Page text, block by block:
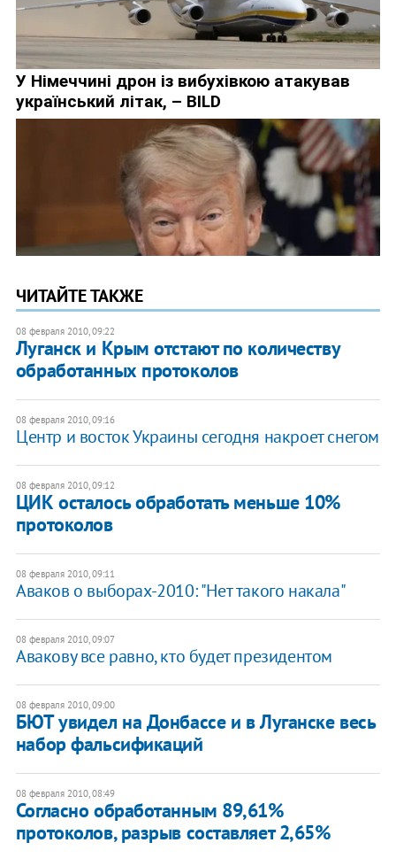
ЧИТАЙТЕ ТАКЖЕ
08 февраля 2010, 09:22
Луганск и Крым отстают по количеству
обработанных протоколов
08 февраля 2010, 09:16
Центр и восток Украины сегодня накроет снегом
08 февраля 2010, 09:12
ЦИК осталось обработать меньше 10%
протоколов
08 февраля 2010, 09:11
Аваков о выборах-2010: "Нет такого накала"
08 февраля 2010, 09:07
Авакову все равно, кто будет президентом
08 февраля 2010, 09:00
БЮТ увидел на Донбассе и в Луганске весь
набор фальсификаций
08 февраля 2010, 08:49
Согласно обработанным 89,61%
протоколов, разрыв составляет 2,65%